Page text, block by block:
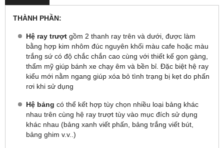
THÀNH PHẦN:
Hệ ray trượt gồm 2 thanh ray trên và dưới, được làm
bằng hợp kim nhôm đúc nguyên khối màu cafe hoặc màu
trắng sứ có độ chắc chắn cao cùng với thiết kế gọn gàng,
thẩm mỹ giúp bánh xe chạy êm và bền bỉ. Đặc biệt hệ ray
kiểu mới nằm ngang giúp xóa bỏ tình trạng bị kẹt do phấn
rơi khi sử dụng
Hệ bảng có thể kết hợp tùy chọn nhiều loại bảng khác
nhau trên cùng hệ ray trượt tùy vào mục đích sử dụng
khác nhau (bảng xanh viết phấn, bảng trắng viết bút,
bảng ghim v.v..)